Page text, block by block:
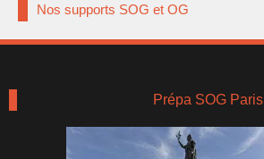
Nos supports SOG et OG
Prépa SOG Paris